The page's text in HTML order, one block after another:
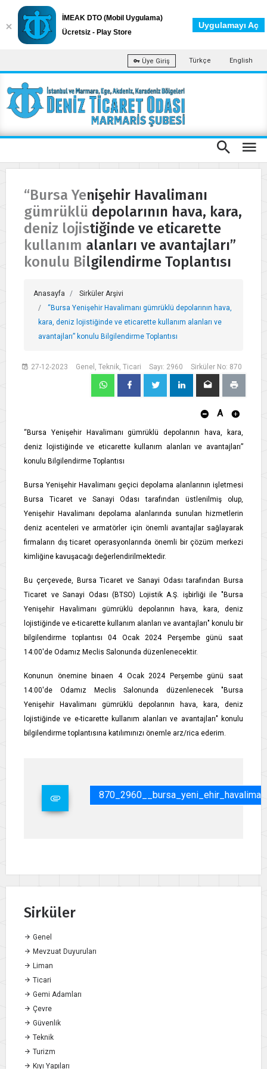
Üye Giriş Türkçe English
“Bursa Yenişehir Havalimanı
gümrüklü depolarının hava, kara,
deniz lojistiğinde ve eticarette
kullanım alanları ve avantajları”
konulu Bilgilendirme Toplantısı
Anasayfa
Sirküler Arşivi
“Bursa Yenişehir Havalimanı gümrüklü depolarının hava,
kara, deniz lojistiğinde ve eticarette kullanım alanları ve
avantajları” konulu Bilgilendirme Toplantısı
27-12-2023 Genel, Teknik, Ticari Sayı: 2960 Sirküler No: 870
A
“Bursa Yenişehir Havalimanı gümrüklü depolarının hava, kara,
deniz lojistiğinde ve eticarette kullanım alanları ve avantajları”
konulu Bilgilendirme Toplantısı
Bursa Yenişehir Havalimanı geçici depolama alanlarının işletmesi
Bursa Ticaret ve Sanayi Odası tarafından üstlenilmiş olup,
Yenişehir Havalimanı depolama alanlarında sunulan hizmetlerin
deniz acenteleri ve armatörler için önemli avantajlar sağlayarak
firmaların dış ticaret operasyonlarında önemli bir çözüm merkezi
kimliğine kavuşacağı değerlendirilmektedir.
Bu çerçevede, Bursa Ticaret ve Sanayi Odası tarafından Bursa
Ticaret ve Sanayi Odası (BTSO) Lojistik A.Ş. işbirliği ile "Bursa
Yenişehir Havalimanı gümrüklü depolarının hava, kara, deniz
lojistiğinde ve e-ticarette kullanım alanları ve avantajları" konulu bir
bilgilendirme toplantısı 04 Ocak 2024 Perşembe günü saat
14:00'de Odamız Meclis Salonunda düzenlenecektir.
Konunun önemine binaen 4 Ocak 2024 Perşembe günü saat
14:00'de Odamız Meclis Salonunda düzenlenecek "Bursa
Yenişehir Havalimanı gümrüklü depolarının hava, kara, deniz
lojistiğinde ve e-ticarette kullanım alanları ve avantajları" konulu
bilgilendirme toplantısına katılımınızı önemle arz/rica ederim.
Sirküler
Genel
Mevzuat Duyuruları
Liman
Ticari
Gemi Adamları
Çevre
Güvenlik
Teknik
Turizm
Kıyı Yapıları
İMEAK DTO (Mobil Uygulama)
Ücretsiz - Play Store
Uygulamayı Aç